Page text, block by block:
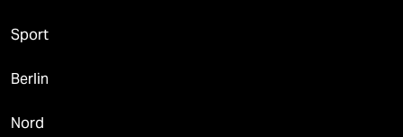
Sport
Berlin
Nord